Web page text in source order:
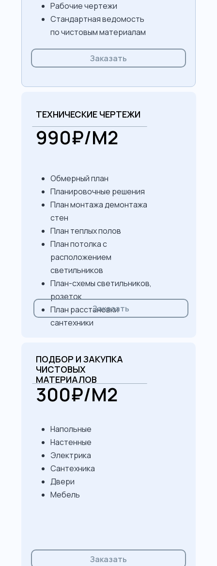
300₽/М2
ПОДБОР И ЗАКУПКА
ЧИСТОВЫХ
МАТЕРИАЛОВ
Напольные
Настенные
Электрика
Сантехника
Двери
Мебель
Заказать
990₽/М2
ТЕХНИЧЕСКИЕ ЧЕРТЕЖИ
Обмерный план
Планировочные решения
План монтажа демонтажа
стен
План теплых полов
План потолка с
расположением
светильников
План-схемы светильников,
розеток
План расстановки
сантехники
Заказать
Рабочие чертежи
Cтандартная ведомость
по чистовым материалам
Заказать